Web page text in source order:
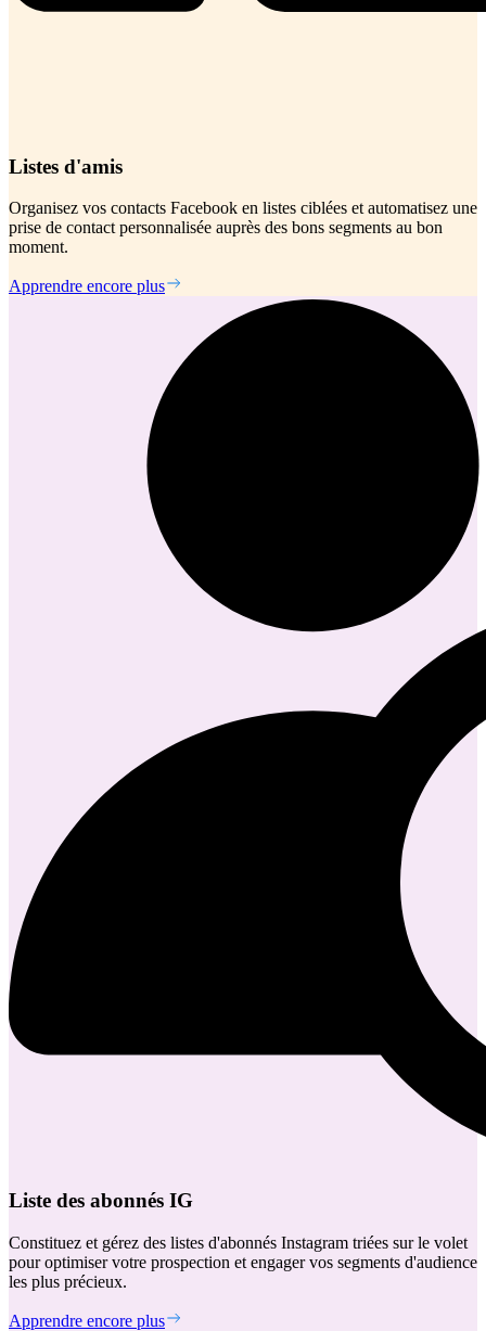
Listes d'amis
Organisez vos contacts Facebook en listes ciblées et automatisez une
prise de contact personnalisée auprès des bons segments au bon
moment.
Apprendre encore plus
Liste des abonnés IG
Constituez et gérez des listes d'abonnés Instagram triées sur le volet
pour optimiser votre prospection et engager vos segments d'audience
les plus précieux.
Apprendre encore plus